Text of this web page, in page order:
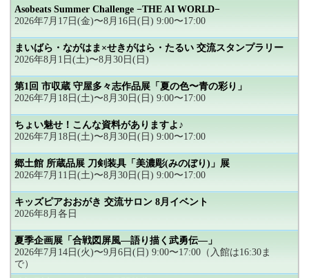
Asobeats Summer Challenge −THE AI WORLD−
2026年7月17日(金)〜8月16日(日) 9:00〜17:00
まいばら・ながはま×せきがはら・たるい 交流スタンプラリー
2026年8月1日(土)〜8月30日(日)
第1回 市収蔵 守屋多々志作品展「夏の色〜青の彩り」
2026年7月18日(土)〜8月30日(日) 9:00〜17:00
ちょい魅せ！こんな資料がありますよ♪
2026年7月18日(土)〜8月30日(日) 9:00〜17:00
郷土館 所蔵品展 刀剣装具「美濃彫(みのぼり)」展
2026年7月11日(土)〜8月30日(日) 9:00〜17:00
キッズピアおおがき 交流サロン 8月イベント
2026年8月各日
夏季企画展「合戦図屏風―語り描く武勇伝―」
2026年7月14日(火)〜9月6日(日) 9:00〜17:00（入館は16:30ま
で）